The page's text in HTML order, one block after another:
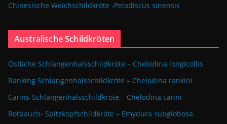
Chinesische Weichschildkröte -Pelodiscus sinensis
Australische Schildkröten
Östliche Schlangenhalsschildkröte – Chelodina longicollis
Ranking Schlangenhalsschildkröte – Chelodina rankini
Canns-Schlangenhalsschildkröte – Chelodina canni
Rotbauch- Spitzkopfschildkröte – Emydura subglobosa